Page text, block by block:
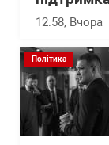
12:58, Вчора
Політика